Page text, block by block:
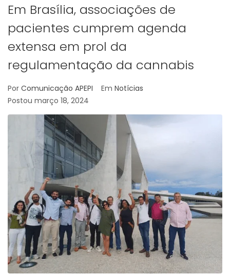
Em Brasília, associações de
pacientes cumprem agenda
extensa em prol da
regulamentação da cannabis
Por Comunicação APEPI Em Notícias
Postou março 18, 2024